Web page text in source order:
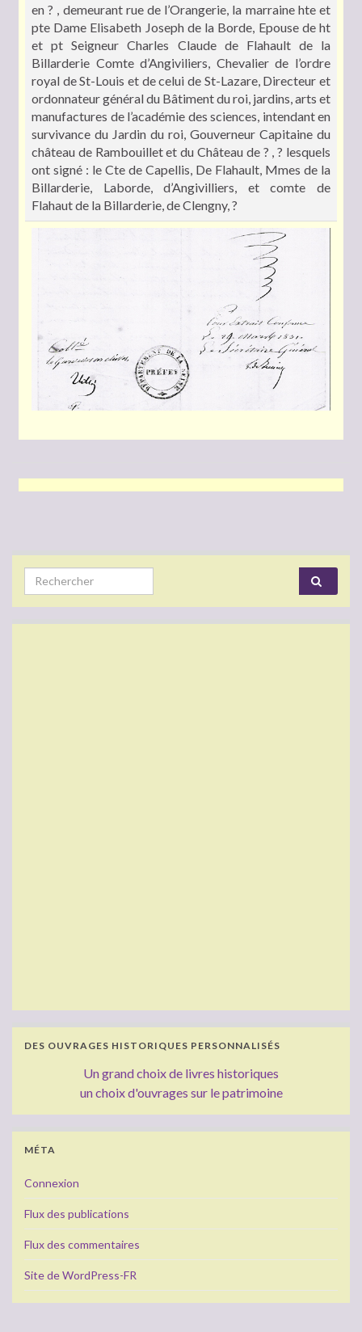
en ? , demeurant rue de l’Orangerie, la marraine hte et
pte Dame Elisabeth Joseph de la Borde, Epouse de ht
et pt Seigneur Charles Claude de Flahault de la
Billarderie Comte d’Angiviliers, Chevalier de l’ordre
royal de St-Louis et de celui de St-Lazare, Directeur et
ordonnateur général du Bâtiment du roi, jardins, arts et
manufactures de l’académie des sciences, intendant en
survivance du Jardin du roi, Gouverneur Capitaine du
château de Rambouillet et du Château de ? , ? lesquels
ont signé : le Cte de Capellis, De Flahault, Mmes de la
Billarderie, Laborde, d’Angivilliers, et comte de
Flahaut de la Billarderie, de Clengny, ?
Search for:
DES OUVRAGES HISTORIQUES PERSONNALISÉS
Un grand choix de livres historiques
un choix d'ouvrages sur le patrimoine
MÉTA
Connexion
Flux des publications
Flux des commentaires
Site de WordPress-FR